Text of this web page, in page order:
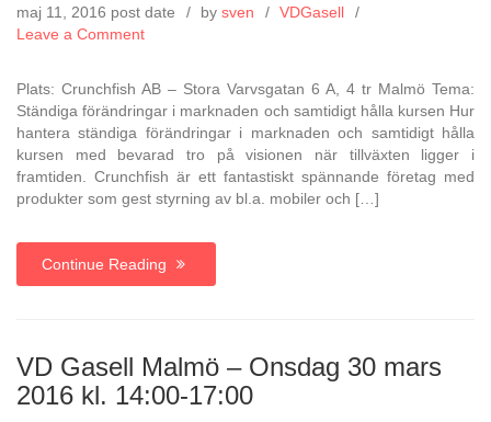
maj 11, 2016 post date by sven
VDGasell
Leave a Commenton
Malmö
–
Onsdag
11
maj
2016
17:00
Plats: Crunchfish AB – Stora Varvsgatan 6 A, 4 tr Malmö Tema:
Ständiga förändringar i marknaden och samtidigt hålla kursen Hur
hantera ständiga förändringar i marknaden och samtidigt hålla
kursen med bevarad tro på visionen när tillväxten ligger i
framtiden. Crunchfish är ett fantastiskt spännande företag med
produkter som gest styrning av bl.a. mobiler och […]
Continue Reading
VD Gasell Malmö – Onsdag 30 mars
2016 kl. 14:00-17:00